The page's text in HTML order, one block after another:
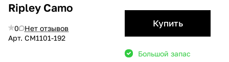
Ripley Camo
0
Нет отзывов
Арт. СМ1101-192
Купить
Большой запас